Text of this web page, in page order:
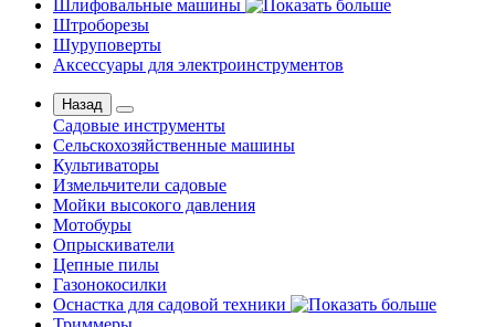
Шлифовальные машины
Штроборезы
Шуруповерты
Аксессуары для электроинструментов
Назад
Садовые инструменты
Сельскохозяйственные машины
Культиваторы
Измельчители садовые
Мойки высокого давления
Мотобуры
Опрыскиватели
Цепные пилы
Газонокосилки
Оснастка для садовой техники